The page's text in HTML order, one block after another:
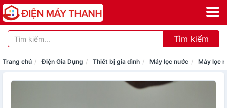
Tìm kiếm
Trang chủ Điện Gia Dụng Thiết bị gia đình Máy lọc nước Máy lọc